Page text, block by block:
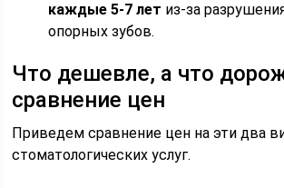
каждые 5-7 лет из-за
опорных зубов.
Что дешевле, а что
сравнение цен
Приведем сравнение цен на эти два
стоматологических услуг.